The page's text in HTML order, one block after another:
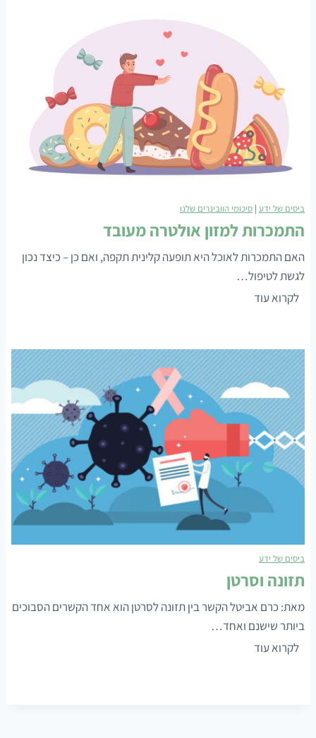
ביסים של ידע | סיכומי הוובינרים שלנו
התמכרות למזון אולטרה מעובד
האם התמכרות לאוכל היא תופעה קלינית תקפה, ואם כן – כיצד נכון
לגשת לטיפול…
לקרוא עוד
כ
ר
ת
ל
מ
ז
ו
א
ו
ט
ר
ה
ביסים של ידע
תזונה וסרטן
מאת: כרם אביטל הקשר בין תזונה לסרטן הוא אחד הקשרים הסבוכים
ביותר שישנם ואחד…
לקרוא עוד